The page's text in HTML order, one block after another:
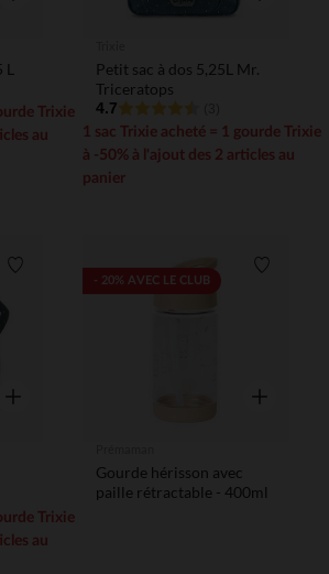
Trixie
au
Petit sac à dos 5,25L Mr.
Triceratops
4.7
1 sac Trixie acheté = 1 gourde Trixie
à -50% à l'ajout des 2 articles au
panier
Liste de souhaits
rapide
Trixie
au
- 20% AVEC LE CLUB
Aperçu
Gourde hérisson avec
paille rétractable - 400ml